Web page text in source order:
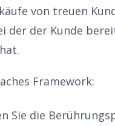
von treuen
der der Kunde
Framework:
Sie die